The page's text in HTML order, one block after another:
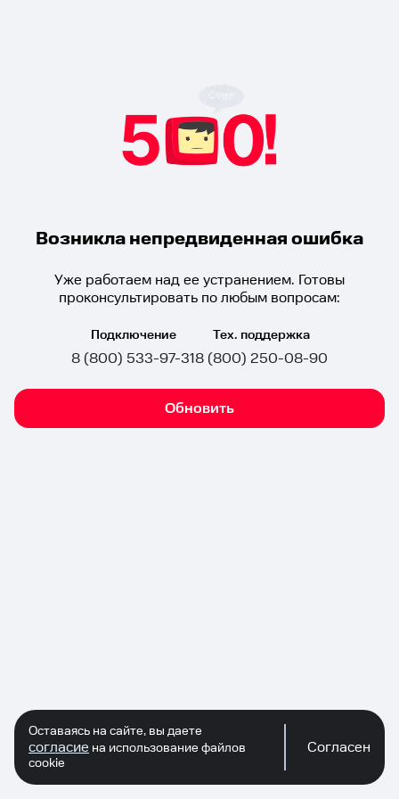
Возникла непредвиденная ошибка
Уже работаем над ее устранением. Готовы
проконсультировать по любым вопросам:
Подключение
8 (800) 533-97-31
Тех. поддержка
8 (800) 250-08-90
Обновить
Оставаясь на сайте, вы даете
согласие на использование файлов
cookie
Согласен